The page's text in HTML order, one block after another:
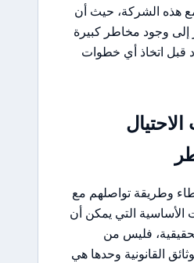
هذه الشركة، حيث أن
إلى وجود مخاطر كبيرة
قبل اتخاذ أي خطوات
وطريقة تواصلهم مع
الأساسية التي يمكن أن
فليس من
القانونية وحدها هي